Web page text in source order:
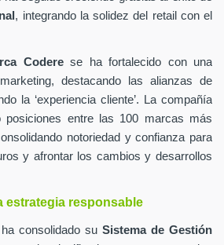
, integrando la solidez del retail con el
Coderese ha fortalecido con una
destacando las alianzas de
la ‘experiencia cliente’. La compañía
posiciones entre las 100 marcas más
notoriedad y confianza para
y afrontar los cambios y desarrollos
estrategia responsable
consolidado su Sistema de Gestión